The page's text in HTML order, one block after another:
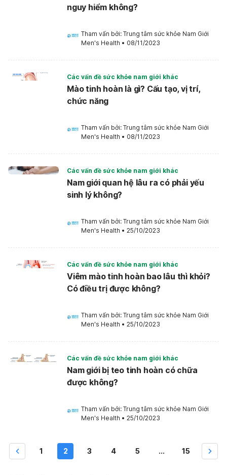
nguy hiểm không?
Tham vấn bởi: Trung tâm sức khỏe Nam Giới
Men's Health • 08/11/2023
Các vấn đề sức khỏe nam giới khác
Mào tinh hoàn là gì? Cấu tạo, vị trí,
chức năng
Tham vấn bởi: Trung tâm sức khỏe Nam Giới
Men's Health • 08/11/2023
Các vấn đề sức khỏe nam giới khác
Nam giới quan hệ lâu ra có phải yếu
sinh lý không?
Tham vấn bởi: Trung tâm sức khỏe Nam Giới
Men's Health • 25/10/2023
Các vấn đề sức khỏe nam giới khác
Viêm mào tinh hoàn bao lâu thì khỏi?
Có điều trị được không?
Tham vấn bởi: Trung tâm sức khỏe Nam Giới
Men's Health • 25/10/2023
Các vấn đề sức khỏe nam giới khác
Nam giới bị teo tinh hoàn có chữa
được không?
Tham vấn bởi: Trung tâm sức khỏe Nam Giới
Men's Health • 25/10/2023
1 2 3 4 5 ... 15